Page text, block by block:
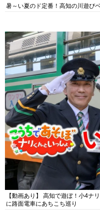
暑～い夏のド定番！高知の川遊び
【動画あり】 高知で遊ぼ！小4ナ
に路面電車にあちこち巡り